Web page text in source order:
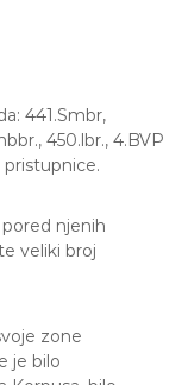
441.Smbr,
450.lbr., 4.BVP
pristupnice.
njenih
veliki broj
zone
je bilo